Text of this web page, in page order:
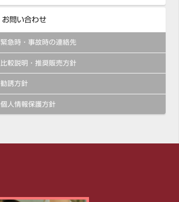
お問い合わせ
緊急時・事故時の連絡先
比較説明・推奨販売方針
勧誘方針
個人情報保護方針